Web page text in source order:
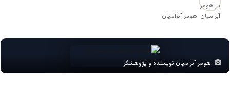
هومر آبرامیان
هومر آبرامیان نویسنده و پژوهشگر